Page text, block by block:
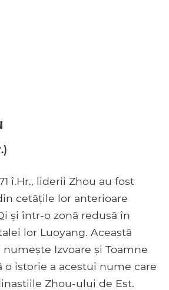
î.Hr., liderii Zhou au fost
cetățile lor anterioare
și într-o zonă redusă în
lor Luoyang. Această
Izvoare și Toamne
o istorie a acestui nume care
Zhou-ului de Est.